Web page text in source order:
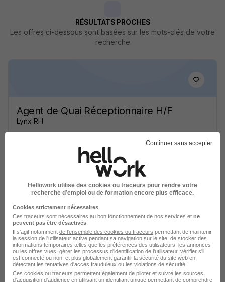
RÉSULTATS PROCHES
Les offres ci-dessous sont basées sur les mots-clés de votre
recherche
Agent de Quai Réceptionnaire H/F
Lynx RH
Pont-à-Mousson - 54 CDI 2 500 - 2 700 € / mois
Agent de Quai Réceptionnaire H/F
Scala Rh
Continuer sans accepter
Hellowork utilise des cookies ou traceurs pour rendre votre
recherche d’emploi ou de formation encore plus efficace.
Cookies strictement nécessaires
Ces traceurs sont nécessaires au bon fonctionnement de nos services et ne
peuvent pas être désactivés
Il s'agit notamment de l'ensemble des cookies ou traceurs permettant de maintenir
la session de l'utilisateur active pendant sa navigation sur le site, de stocker des
informations temporaires telles que les préférences des utilisateurs, les annonces
ou les offres vues, gérer les processus d'identification de l'utilisateur, vérifier s'il
est connecté ou non, et plus globalement garantir la sécurité du site web en
détectant les tentatives d'accès frauduleux ou les violations de sécurité.
Ces cookies ou traceurs permettent également de piloter et suivre les sources
d'acquisition d'audience en utilisant un identifiant unique permettant de comprendre